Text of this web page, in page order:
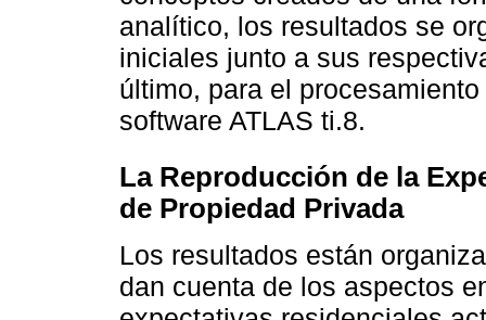
analítico, los resultados se
iniciales junto a sus
último, para el
software ATLAS ti.8.
La Reproducción de la
de Propiedad Privada
Los resultados están
dan cuenta de los aspectos